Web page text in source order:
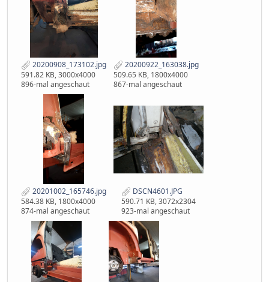
20200908_173102.jpg
591.82 KB, 3000x4000
896-mal angeschaut
20200922_163038.jpg
509.65 KB, 1800x4000
867-mal angeschaut
20201002_165746.jpg
584.38 KB, 1800x4000
874-mal angeschaut
DSCN4601.JPG
590.71 KB, 3072x2304
923-mal angeschaut